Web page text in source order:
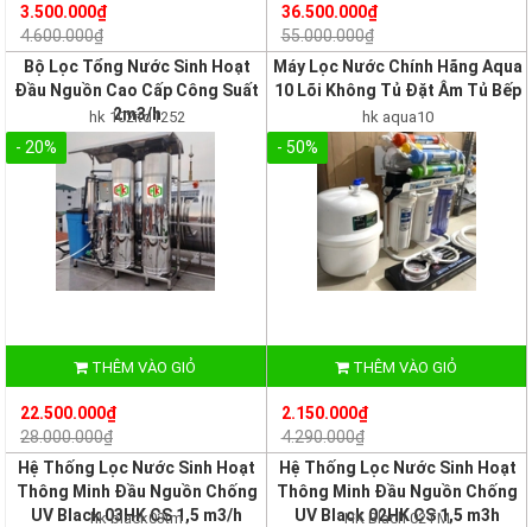
3.500.000₫
4.600.000₫
36.500.000₫
55.000.000₫
Bộ Lọc Tổng Nước Sinh Hoạt
Đầu Nguồn Cao Cấp Công Suất
2m3/h
hk 102itd1252
- 20%
THÊM VÀO GIỎ
22.500.000₫
28.000.000₫
Máy Lọc Nước Chính Hãng Aqua
10 Lõi Không Tủ Đặt Âm Tủ Bếp
hk aqua10
- 50%
THÊM VÀO GIỎ
2.150.000₫
4.290.000₫
Hệ Thống Lọc Nước Sinh Hoạt
Thông Minh Đầu Nguồn Chống
UV Black 03HK CS 1,5 m3/h
hk black03tm
Hệ Thống Lọc Nước Sinh Hoạt
Thông Minh Đầu Nguồn Chống
UV Black 02HK CS 1,5 m3h
HK Blach 02TM